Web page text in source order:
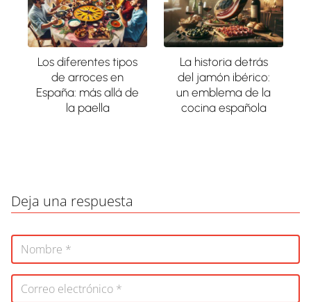
Los diferentes tipos
de arroces en
España: más allá de
la paella
La historia detrás
del jamón ibérico:
un emblema de la
cocina española
Deja una respuesta